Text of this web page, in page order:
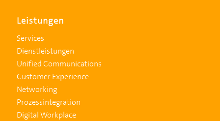
Leistungen
Services
Dienstleistungen
Unified Communications
Customer Experience
Networking
Prozessintegration
Digital Workplace